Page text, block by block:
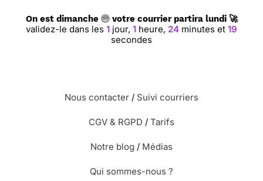
On est dimanche votre courrier partira lundi 🚀
validez-le dans les 1 jour, 1 heure, 24 minutes et 19
secondes
Nous contacter / Suivi courriers
CGV & RGPD / Tarifs
Notre blog / Médias
Qui sommes-nous ?